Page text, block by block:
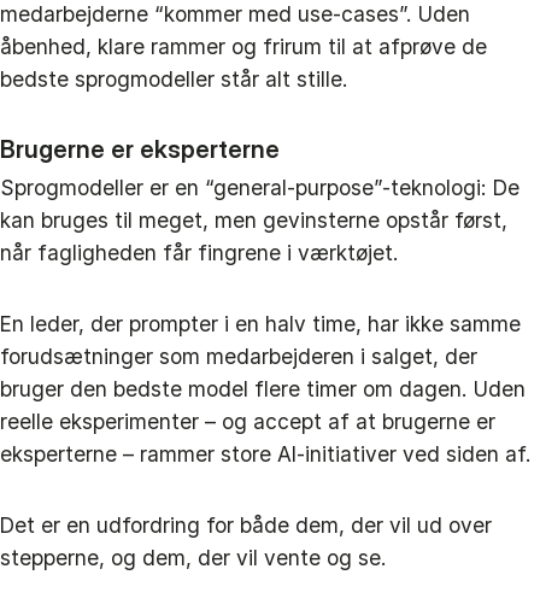
medarbejderne “kommer med use-cases”. Uden
åbenhed, klare rammer og frirum til at afprøve de
bedste sprogmodeller står alt stille.
Brugerne er eksperterne
Sprogmodeller er en “general‑purpose”-teknologi: De
kan bruges til meget, men gevinsterne opstår først,
når fagligheden får fingrene i værktøjet.
En leder, der prompter i en halv time, har ikke samme
forudsætninger som medarbejderen i salget, der
bruger den bedste model flere timer om dagen. Uden
reelle eksperimenter – og accept af at brugerne er
eksperterne – rammer store AI‑initiativer ved siden af.
Det er en udfordring for både dem, der vil ud over
stepperne, og dem, der vil vente og se.